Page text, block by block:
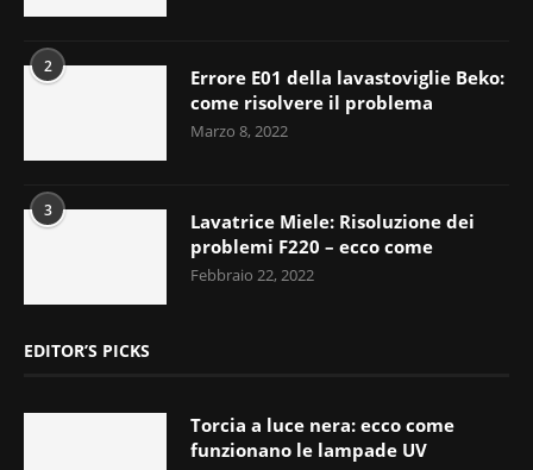
2
Errore E01 della lavastoviglie Beko:
come risolvere il problema
Marzo 8, 2022
3
Lavatrice Miele: Risoluzione dei
problemi F220 – ecco come
Febbraio 22, 2022
EDITOR’S PICKS
Torcia a luce nera: ecco come
funzionano le lampade UV